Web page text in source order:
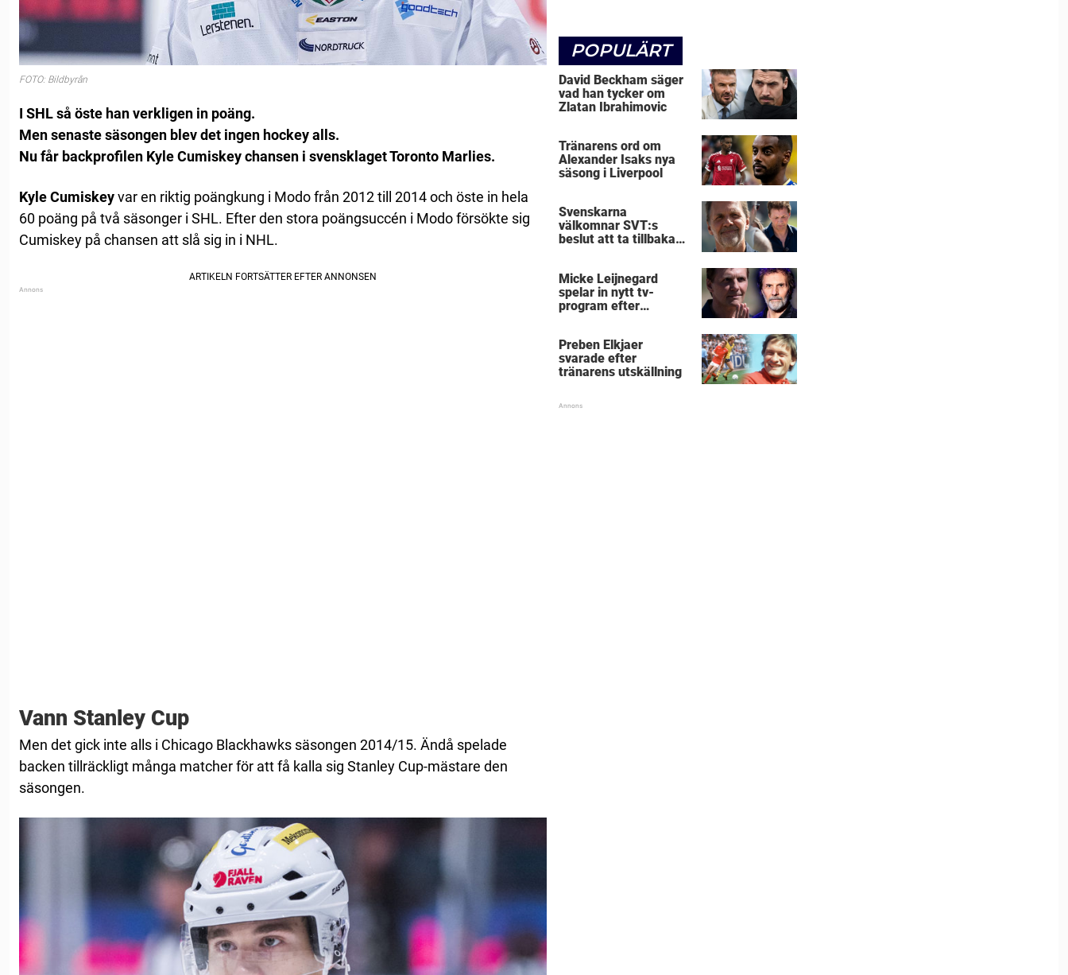
FOTO: Bildbyrån
I SHL så öste han verkligen in poäng.
Men senaste säsongen blev det ingen hockey alls.
Nu får backprofilen Kyle Cumiskey chansen i svensklaget Toronto Marlies.
Kyle Cumiskeyvar en riktig poängkung i Modo från 2012 till 2014 och öste in hela
60 poäng på två säsonger i SHL. Efter den stora poängsuccén i Modo försökte sig
Cumiskey på chansen att slå sig in i NHL.
Vann Stanley Cup
Men det gick inte alls i Chicago Blackhawks säsongen 2014/15. Ändå spelade
backen tillräckligt många matcher för att få kalla sig Stanley Cup-mästare den
säsongen.
POPULÄRT
David Beckham säger
vad han tycker om
Zlatan Ibrahimovic
Tränarens ord om
Alexander Isaks nya
säsong i Liverpool
Svenskarna
välkomnar SVT:s
beslut att ta tillbaka
Micke Leijnegard
spelar in nytt tv-
program efter
Preben Elkjaer
svarade efter
tränarens utskällning